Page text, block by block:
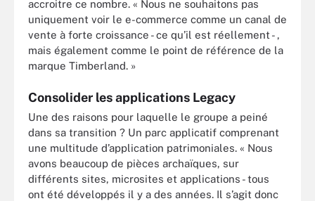
accroitre ce nombre. « Nous ne souhaitons pas
uniquement voir le e-commerce comme un canal de
vente à forte croissance - ce qu’il est réellement - ,
mais également comme le point de référence de la
marque Timberland. »
Consolider les applications Legacy
Une des raisons pour laquelle le groupe a peiné
dans sa transition ? Un parc applicatif comprenant
une multitude d’application patrimoniales. « Nous
avons beaucoup de pièces archaïques, sur
différents sites, microsites et applications - tous
ont été développés il y a des années. Il s’agit donc